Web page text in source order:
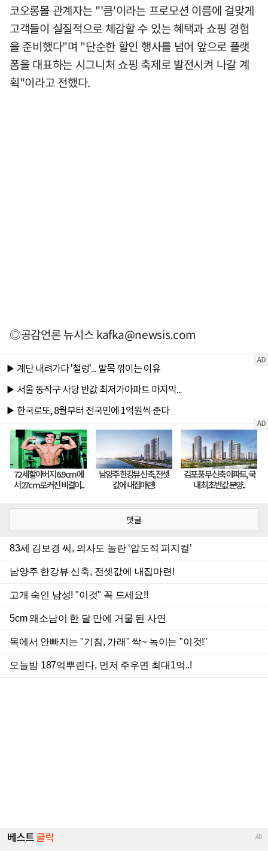
코오롱몰 관계자는 "'큼'이라는 프로모션 이름에 걸맞게
고객들이 실질적으로 체감할 수 있는 혜택과 쇼핑 경험
을 준비했다"며 "단순한 할인 행사를 넘어 앞으로 플랫
폼을 대표하는 시그니처 쇼핑 축제로 발전시켜 나갈 계
획"이라고 전했다.
◎공감언론 뉴시스kafka@newsis.com
댓글